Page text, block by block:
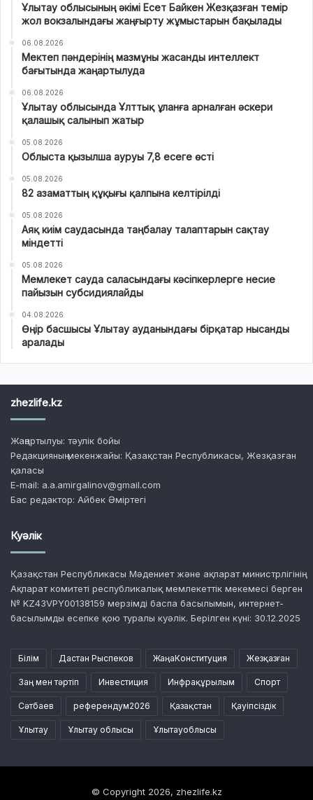
Ұлытау облысының әкімі Есет Байкен Жезқазған темір
жол вокзалындағы жаңғырту жұмыстарын бақылады
06.08.2026
Мектеп пәндерінің мазмұны жасанды интеллект
бағытында жаңартылуда
06.08.2026
Ұлытау облысында Ұлттық ұланға арналған әскери
қалашық салынып жатыр
05.08.2026
Облыста қызылша ауруы 7,8 есеге өсті
05.08.2026
82 азаматтың құқығы қалпына келтірілді
05.08.2026
Аяқ киім саудасында таңбалау талаптарын сақтау
міндетті
05.08.2026
Мемлекет сауда саласындағы кәсіпкерлерге несие
пайызын субсидиялайды
04.08.2026
Өңір басшысы Ұлытау ауданындағы бірқатар нысанды
аралады
zhezlife.kz
Жаңартылуы: тәулік бойы
Редакцияның мекенжайы: Қазақстан Республикасы, Жезқазған
қаласы
E-mail: a.a.amirgalinov@gmail.com
Бас редактор: Айбек Әміртегі
Куәлік
Қазақстан Республикасы Мәдениет және ақпарат министрлігінің
Ақпарат комитеті республикалық мемлекеттік мекемесі берген
№ KZ43VPY00138159 мерзімді баспа басылымын, интернет-
басылымды есепке қою туралы куәлік. Берілген күні: 30.12.2025
Білім Дастан Рыспеков ЖаңаКонституция Жезқазған
Заң мен тәртіп Инвестиция Инфрақұрылым Спорт
Сәтбаев референдум2026 Қазақстан Қауіпсіздік
Ұлытау Ұлытау облысы Ұлытауоблысы
© Copyright 2026, zhezlife.kz